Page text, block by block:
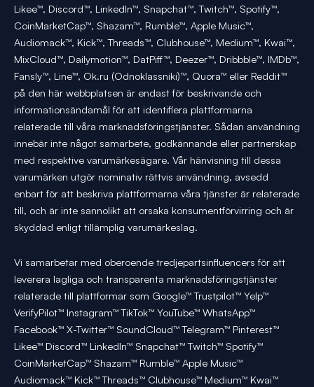
Likee™, Discord™, LinkedIn™, Snapchat™, Twitch™, Spotify™,
CoinMarketCap™, Shazam™, Rumble™, Apple Music™,
Audiomack™, Kick™, Threads™, Clubhouse™, Medium™, Kwai™,
MixCloud™, Dailymotion™, DatPiff™, Deezer™, Dribbble™, IMDb™,
Fansly™, Line™, Ok.ru (Odnoklassniki)™, Quora™ eller Reddit™
på den här webbplatsen är endast för beskrivande och
informationsändamål för att identifiera plattformarna
relaterade till våra marknadsföringstjänster. Sådan användning
innebär inte något samarbete, godkännande eller partnerskap
med respektive varumärkesägare. Vår hänvisning till dessa
varumärken utgör nominativ rättvis användning, avsedd
enbart för att beskriva plattformarna våra tjänster är relaterade
till, och är inte sannolikt att orsaka konsumentförvirring och är
skyddad enligt tillämplig varumärkeslag.
Vi samarbetar med oberoende tredjepartsinfluencers för att
leverera lagliga och transparenta marknadsföringstjänster
relaterade till plattformar som Google™ Trustpilot™ Yelp™
VerifyPilot™ Instagram™ TikTok™ YouTube™ WhatsApp™
Facebook™ X-Twitter™ SoundCloud™ Telegram™ Pinterest™
Likee™ Discord™ LinkedIn™ Snapchat™ Twitch™ Spotify™
CoinMarketCap™ Shazam™ Rumble™ Apple Music™
Audiomack™ Kick™ Threads™ Clubhouse™ Medium™ Kwai™